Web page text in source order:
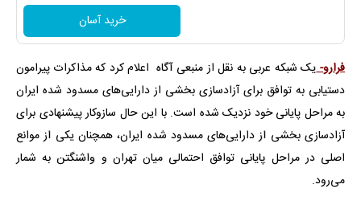
خرید آسان
فرارو-یک شبکه عربی به نقل از منبعی آگاه اعلام کرد که مذاکرات پیرامون
دستیابی به توافق برای آزادسازی بخشی از دارایی‌های مسدود شده ایران
به مراحل پایانی خود نزدیک شده است. با این حال سازوکار پیشنهادی برای
آزادسازی بخشی از دارایی‌های مسدود شده ایران، همچنان یکی از موانع
اصلی در مراحل پایانی توافق احتمالی میان تهران و واشنگتن به شمار
می‌رود.